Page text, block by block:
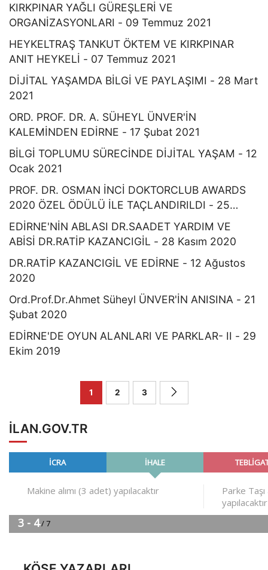
KIRKPINAR YAĞLI GÜREŞLERİ VE
ORGANİZASYONLARI - 09 Temmuz 2021
HEYKELTRAŞ TANKUT ÖKTEM VE KIRKPINAR
ANIT HEYKELİ - 07 Temmuz 2021
DİJİTAL YAŞAMDA BİLGİ VE PAYLAŞIMI - 28 Mart
2021
ORD. PROF. DR. A. SÜHEYL ÜNVER'İN
KALEMİNDEN EDİRNE - 17 Şubat 2021
BİLGİ TOPLUMU SÜRECİNDE DİJİTAL YAŞAM - 12
Ocak 2021
PROF. DR. OSMAN İNCİ DOKTORCLUB AWARDS
2020 ÖZEL ÖDÜLÜ İLE TAÇLANDIRILDI - 25
Aralık 2020
EDİRNE'NİN ABLASI DR.SAADET YARDIM VE
ABİSİ DR.RATİP KAZANCIGİL - 28 Kasım 2020
DR.RATİP KAZANCIGİL VE EDİRNE - 12 Ağustos
2020
Ord.Prof.Dr.Ahmet Süheyl ÜNVER'İN ANISINA - 21
Şubat 2020
EDİRNE'DE OYUN ALANLARI VE PARKLAR- II - 29
Ekim 2019
1 2 3
ILAN.GOV.TR